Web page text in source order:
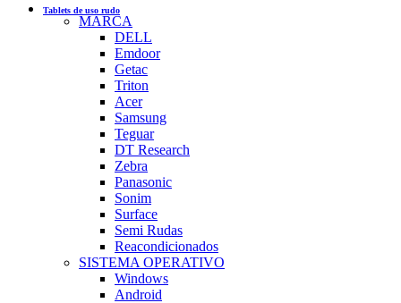
Tablets de uso rudo
MARCA
DELL
Emdoor
Getac
Triton
Acer
Samsung
Teguar
DT Research
Zebra
Panasonic
Sonim
Surface
Semi Rudas
Reacondicionados
SISTEMA OPERATIVO
Windows
Android